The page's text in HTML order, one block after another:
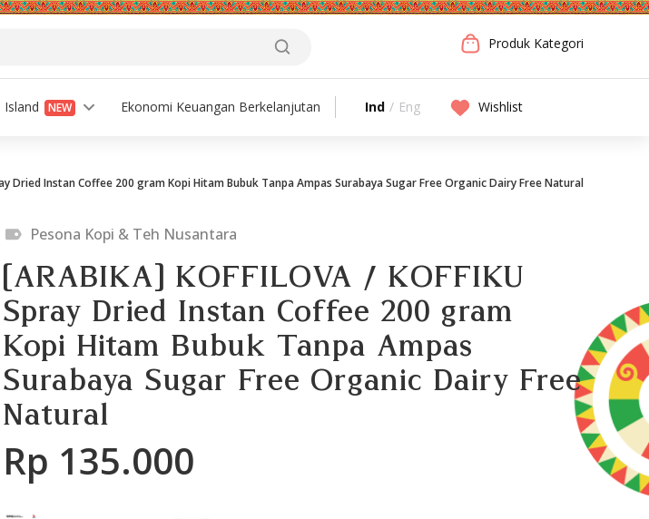
Produk Kategori
Island NEW Ekonomi Keuangan Berkelanjutan Ind / Eng Wishlist
Dried Instan Coffee 200 gram Kopi Hitam Bubuk Tanpa Ampas Surabaya Sugar Free Organic Dairy Free Natural
Pesona Kopi & Teh Nusantara
[ARABIKA] KOFFILOVA / KOFFIKU
Spray Dried Instan Coffee 200 gram
Kopi Hitam Bubuk Tanpa Ampas
Surabaya Sugar Free Organic Dairy Free
Natural
Rp 135.000